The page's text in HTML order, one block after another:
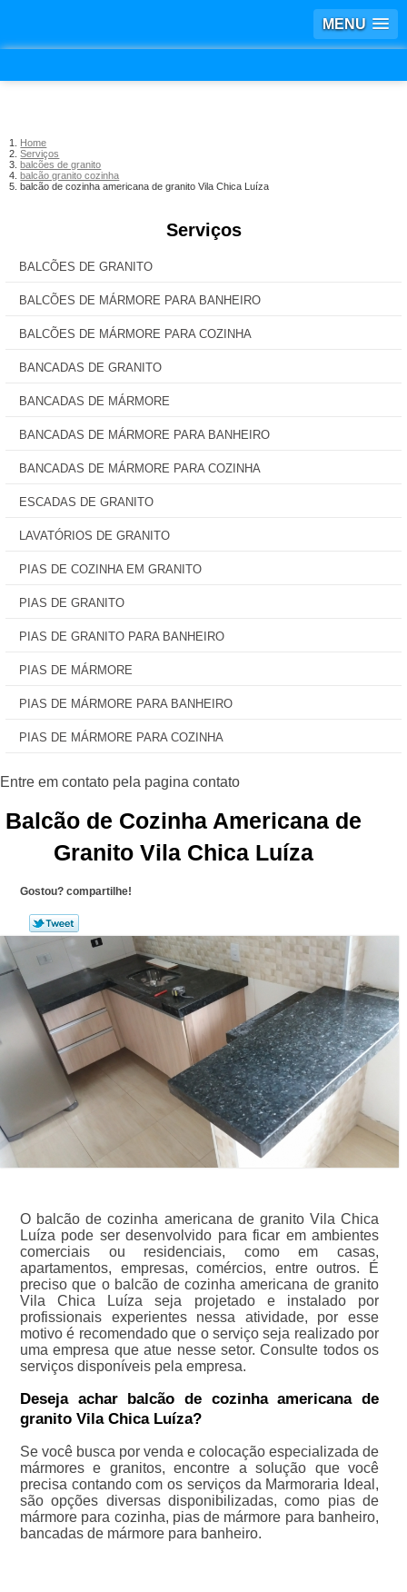
MENU
Home
Serviços
balcões de granito
balcão granito cozinha
balcão de cozinha americana de granito Vila Chica Luíza
Serviços
BALCÕES DE GRANITO
BALCÕES DE MÁRMORE PARA BANHEIRO
BALCÕES DE MÁRMORE PARA COZINHA
BANCADAS DE GRANITO
BANCADAS DE MÁRMORE
BANCADAS DE MÁRMORE PARA BANHEIRO
BANCADAS DE MÁRMORE PARA COZINHA
ESCADAS DE GRANITO
LAVATÓRIOS DE GRANITO
PIAS DE COZINHA EM GRANITO
PIAS DE GRANITO
PIAS DE GRANITO PARA BANHEIRO
PIAS DE MÁRMORE
PIAS DE MÁRMORE PARA BANHEIRO
PIAS DE MÁRMORE PARA COZINHA
Balcão de Cozinha Americana de
Granito Vila Chica Luíza
Gostou? compartilhe!
O balcão de cozinha americana de granito Vila Chica
Luíza pode ser desenvolvido para ficar em ambientes
comerciais ou residenciais, como em casas,
apartamentos, empresas, comércios, entre outros. É
preciso que o balcão de cozinha americana de granito
Vila Chica Luíza seja projetado e instalado por
profissionais experientes nessa atividade, por esse
motivo é recomendado que o serviço seja realizado por
uma empresa que atue nesse setor. Consulte todos os
serviços disponíveis pela empresa.
Deseja achar balcão de cozinha americana de
granito Vila Chica Luíza?
Se você busca por venda e colocação especializada de
mármores e granitos, encontre a solução que você
precisa contando com os serviços da Marmoraria Ideal,
são opções diversas disponibilizadas, como pias de
mármore para cozinha, pias de mármore para banheiro,
bancadas de mármore para banheiro.